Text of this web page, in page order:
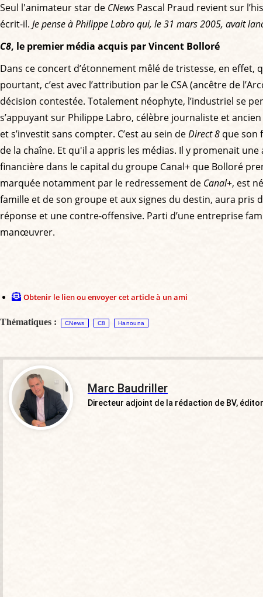
Seul l'animateur star de CNews Pascal Praud revient sur
écrit-il. Je pense à Philippe Labro qui, le 31 mars 2005, avait
C8, le premier média acquis par Vincent Bolloré
Dans ce concert d’étonnement mêlé de tristesse, en effet,
pourtant, c’est avec l’attribution par le CSA (ancêtre de
décision contestée. Totalement néophyte, l’industriel se
s’appuyant sur Philippe Labro, célèbre journaliste et
et s’investit sans compter. C’est au sein deDirect 8 que son
de la chaîne. Et qu'il a appris les médias. Il y promenait
financière dans le capital du groupe Canal+ que Bolloré
marquée notamment par le redressement de Canal+, est
famille et de son groupe et aux signes du destin, aura pris
réponse et une contre-offensive. Parti d’une entreprise
manœuvrer.
Obtenir le lien ou envoyer cet article à un ami
Thématiques : CNews C8 Hanouna
Marc Baudriller
Directeur adjoint de la rédaction de BV,